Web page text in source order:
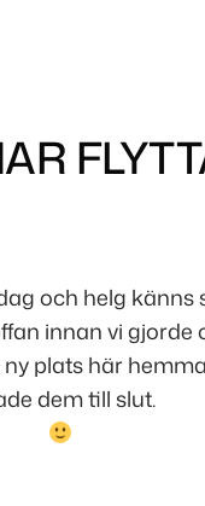
och helg känns
innan vi
plats här
dem till slut.